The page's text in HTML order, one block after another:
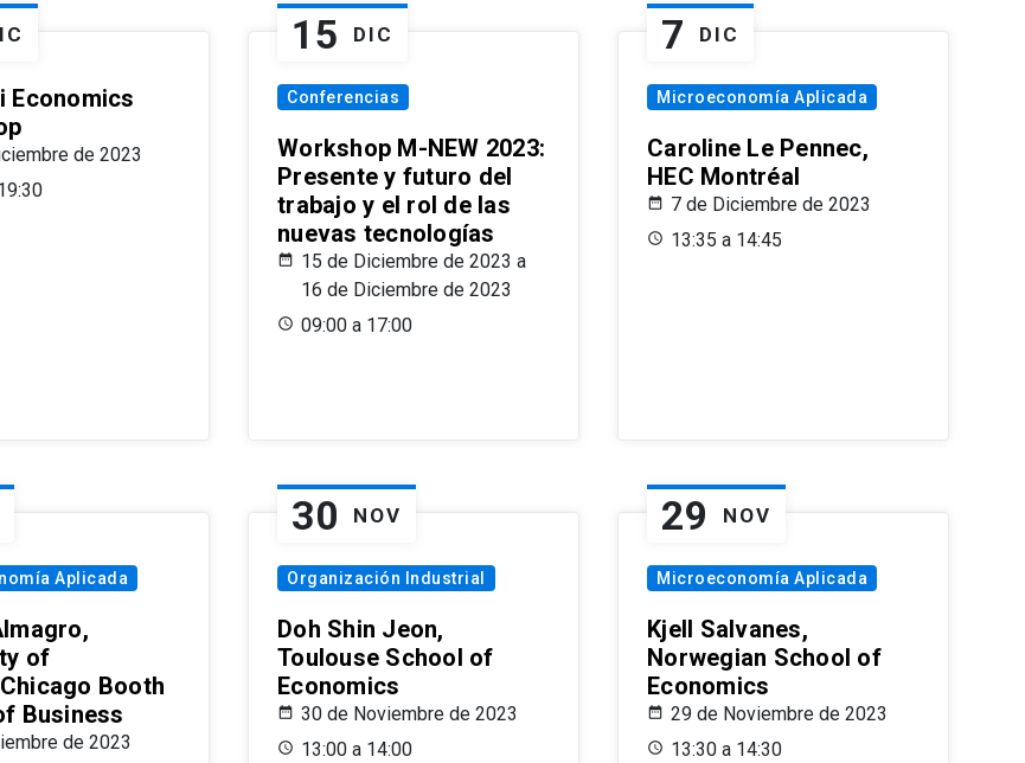
Economics
de 2023
15 DIC
Conferencias
Workshop M-NEW 2023:
Presente y futuro del
trabajo y el rol de las
nuevas tecnologías
15 de Diciembre de 2023 a
16 de Diciembre de 2023
09:00 a 17:00
7 DIC
Microeconomía Aplicada
Caroline Le Pennec,
HEC Montréal
7 de Diciembre de 2023
13:35 a 14:45
Aplicada
of
Booth
Business
de 2023
30 NOV
Organización Industrial
Doh Shin Jeon,
Toulouse School of
Economics
30 de Noviembre de 2023
13:00 a 14:00
29 NOV
Microeconomía Aplicada
Kjell Salvanes,
Norwegian School of
Economics
29 de Noviembre de 2023
13:30 a 14:30